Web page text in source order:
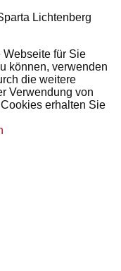
Lichtenberg
für Sie
können, verwenden
die weitere
Verwendung von
erhalten Sie